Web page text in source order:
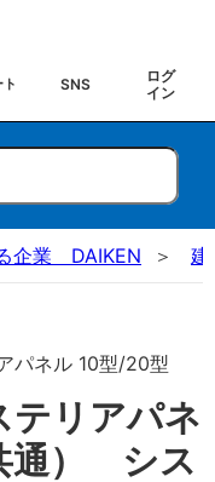
SNS
ログ
イン
企業 DAIKEN 建
パネル 10型/20型
テリアパネ
通） シス